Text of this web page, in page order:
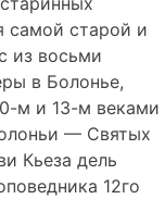
самой старой и
из восьми
в Болонье,
м и 13-м веками
— Святых
Кьеза дель
12го